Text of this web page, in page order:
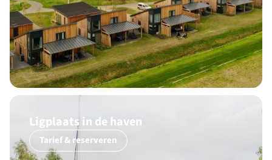
Ligplaats in de haven
Tarief & reserveren